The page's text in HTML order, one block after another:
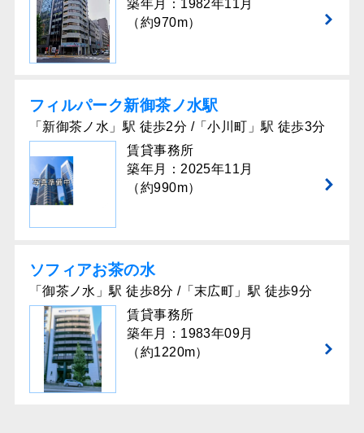
築年月：1982年11月
（約970m）
フィルパーク新御茶ノ水駅
「新御茶ノ水」駅 徒歩2分 /「小川町」駅 徒歩3分
賃貸事務所
築年月：2025年11月
（約990m）
ソフィアお茶の水
「御茶ノ水」駅 徒歩8分 /「末広町」駅 徒歩9分
賃貸事務所
築年月：1983年09月
（約1220m）